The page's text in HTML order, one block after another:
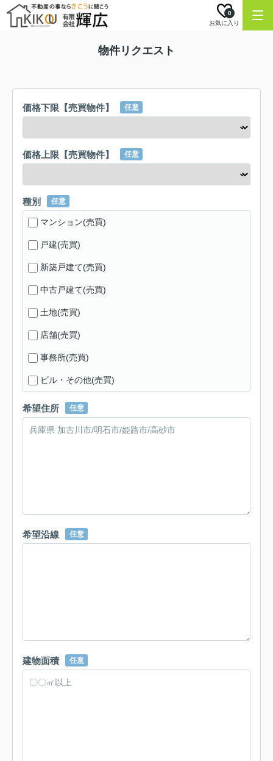
お気に入り
0
物件リクエスト
価格下限【売買物件】 任意
価格上限【売買物件】 任意
種別 任意
マンション(売買)
戸建(売買)
新築戸建て(売買)
中古戸建て(売買)
土地(売買)
店舗(売買)
事務所(売買)
ビル・その他(売買)
希望住所 任意
希望沿線 任意
建物面積 任意